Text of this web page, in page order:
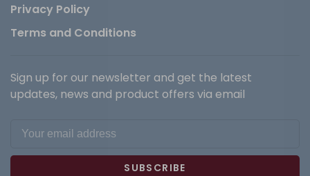
Privacy Policy
Terms and Conditions
Sign up for our newsletter and get the latest
updates, news and product offers via email
SUBSCRIBE